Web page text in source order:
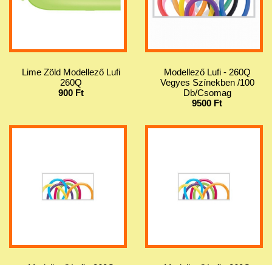
Lime Zöld Modellező Lufi
260Q
900 Ft
Modellező Lufi - 260Q
Vegyes Színekben /100
Db/Csomag
9500 Ft